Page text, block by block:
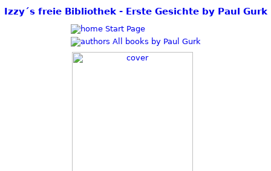
Izzy´s freie Bibliothek - Erste Gesichte by Paul Gurk
Start Page
All books by Paul Gurk